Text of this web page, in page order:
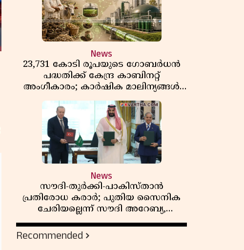
News
23,731 കോടി രൂപയുടെ ഗോബർധൻ
പദ്ധതിക്ക് കേന്ദ്ര കാബിനറ്റ്
അംഗീകാരം; കാർഷിക മാലിന്യങ്ങൾ
ഇനി ഊർജമാകും
News
സൗദി-തുർക്കി-പാകിസ്താൻ
പ്രതിരോധ കരാർ; പുതിയ സൈനിക
ചേരിയല്ലെന്ന് സൗദി അറേബ്യ,
വിമർശനവുമായി ഇറാൻ
Recommended